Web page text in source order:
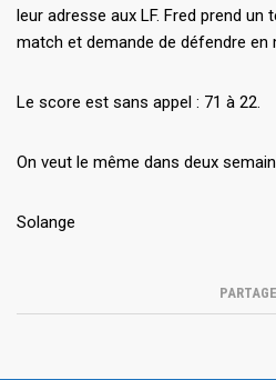
leur adresse aux LF. Fred prend
match et demande de défendre en
Le score est sans appel : 71 à 22.
On veut le même dans deux
Solange
PARTAGE